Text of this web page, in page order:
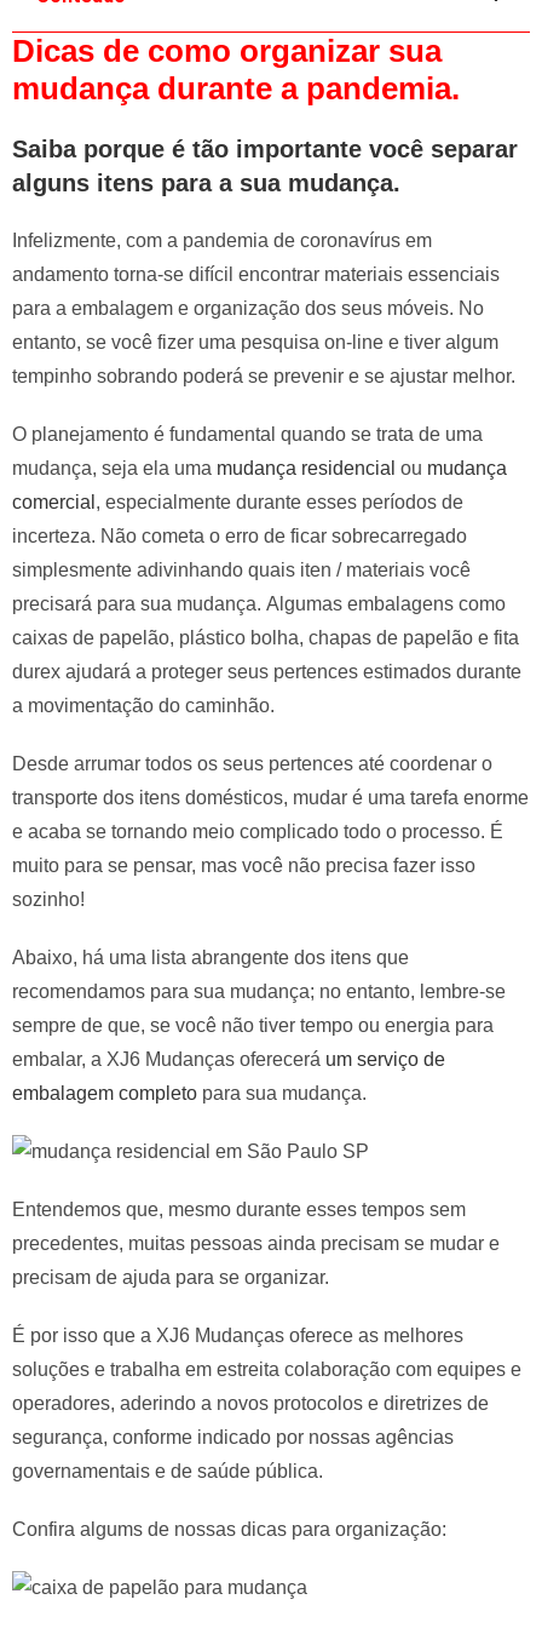
l
f
t
l
a
k
Dicas de como organizar sua
mudança durante a pandemia.
Saiba porque é tão importante você separar
alguns itens para a sua mudança.
Infelizmente, com a pandemia de coronavírus em
andamento torna-se difícil encontrar materiais essenciais
para a embalagem e organização dos seus móveis. No
entanto, se você fizer uma pesquisa on-line e tiver algum
tempinho sobrando poderá se prevenir e se ajustar melhor.
O planejamento é fundamental quando se trata de uma
mudança, seja ela uma mudança residencial ou mudança
comercial , especialmente durante esses períodos de
incerteza. Não cometa o erro de ficar sobrecarregado
simplesmente adivinhando quais iten / materiais você
precisará para sua mudança. Algumas embalagens como
caixas de papelão, plástico bolha, chapas de papelão e fita
durex ajudará a proteger seus pertences estimados durante
a movimentação do caminhão.
Desde arrumar todos os seus pertences até coordenar o
transporte dos itens domésticos, mudar é uma tarefa enorme
e acaba se tornando meio complicado todo o processo. É
muito para se pensar, mas você não precisa fazer isso
sozinho!
Abaixo, há uma lista abrangente dos itens que
recomendamos para sua mudança; no entanto, lembre-se
sempre de que, se você não tiver tempo ou energia para
embalar, a XJ6 Mudanças oferecerá um serviço de
embalagem completo para sua mudança.
Entendemos que, mesmo durante esses tempos sem
precedentes, muitas pessoas ainda precisam se mudar e
precisam de ajuda para se organizar.
É por isso que a XJ6 Mudanças oferece as melhores
soluções e trabalha em estreita colaboração com equipes e
operadores, aderindo a novos protocolos e diretrizes de
segurança, conforme indicado por nossas agências
governamentais e de saúde pública.
Confira algums de nossas dicas para organização: